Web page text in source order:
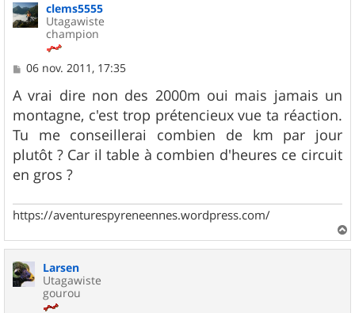
clems5555
Utagawiste
champion
M
s
a
g
e
06 nov. 2011, 17:35
A vrai dire non des 2000m oui mais jamais un
montagne, c'est trop prétencieux vue ta réaction.
Tu me conseillerai combien de km par jour
plutôt ? Car il table à combien d'heures ce circuit
en gros ?
https://aventurespyreneennes.wordpress.com/
a
Larsen
Utagawiste
gourou